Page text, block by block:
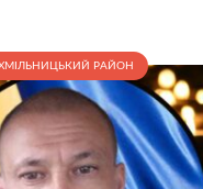
РАЙОН